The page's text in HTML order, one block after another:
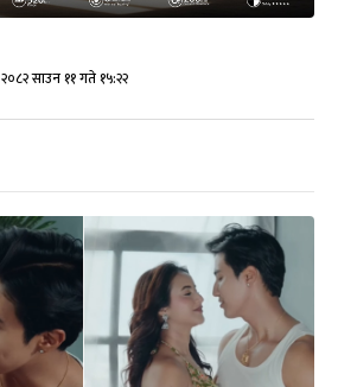
२०८२ साउन ११ गते १५:२२